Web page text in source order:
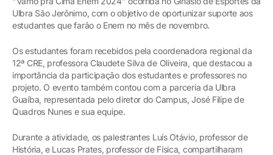
Ulbra São Jerônimo, com o objetivo de oportunizar suporte aos
estudantes que farão o Enem no mês de novembro.
Os estudantes foram recebidos pela coordenadora regional da
12ª CRE, professora Claudete Silva de Oliveira, que destacou a
importância da participação dos estudantes e professores no
projeto. O evento também contou com a parceria da Ulbra
Guaíba, representada pelo diretor do Campus, José Filipe de
Quadros Nunes e sua equipe.
Durante a atividade, os palestrantes Luís Otávio, professor de
História, e Lucas Prates, professor de Física, compartilharam